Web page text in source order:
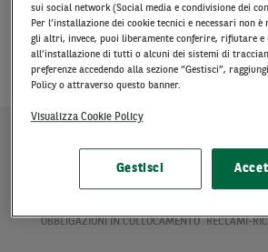
Carta BNL Credit (IEBCC) fido Euro
Carta BNL Credit (IEBCC) fido Euro
Carta BNL Credit (IEBCC) fido Euro
OBBLIGAZIONI IN COLLOCAMENTO RECLAMI-
sui social network (Social media e condivisione dei
Per l’installazione dei cookie tecnici e necessari non
gli altri, invece, puoi liberamente conferire, rifiutare e
all’installazione di tutti o alcuni dei sistemi di
preferenze accedendo alla sezione “Gestisci”,
Policy o attraverso questo banner.
Visualizza Cookie Policy
Gestisci